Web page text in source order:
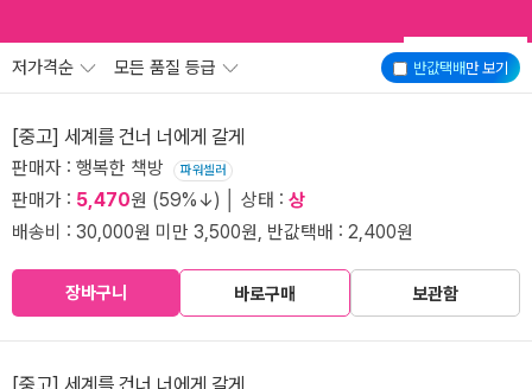
반값택배만 보기
저가격순 모든 품질 등급
[중고] 세계를 건너 너에게 갈게
판매자 : 행복한 책방 파워셀러
판매가 : 5,470원 (59%↓) │ 상태 : 상
배송비 : 30,000원 미만 3,500원, 반값택배 : 2,400원
장바구니 바로구매 보관함